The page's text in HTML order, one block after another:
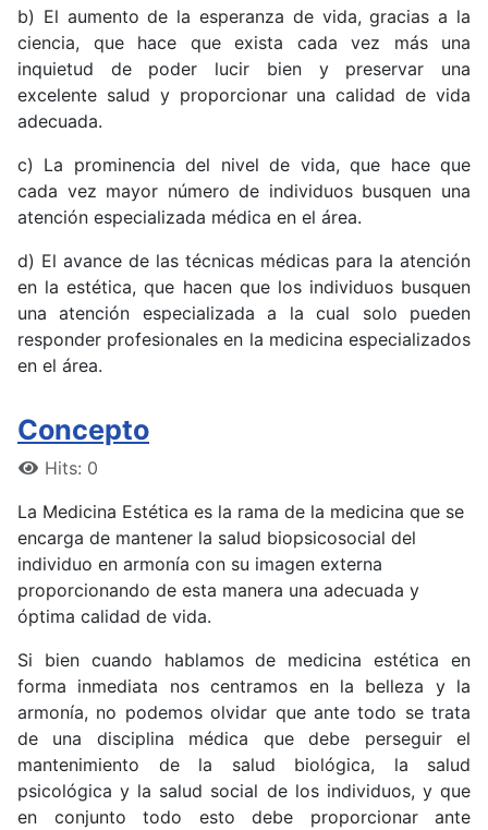
b) El aumento de la esperanza de vida, gracias a la
ciencia, que hace que exista cada vez más una
inquietud de poder lucir bien y preservar una
excelente salud y proporcionar una calidad de vida
adecuada.
c) La prominencia del nivel de vida, que hace que
cada vez mayor número de individuos busquen una
atención especializada médica en el área.
d) El avance de las técnicas médicas para la atención
en la estética, que hacen que los individuos busquen
una atención especializada a la cual solo pueden
responder profesionales en la medicina especializados
en el área.
Concepto
Hits: 0
La Medicina Estética es la rama de la medicina que se
encarga de mantener la salud biopsicosocial del
individuo en armonía con su imagen externa
proporcionando de esta manera una adecuada y
óptima calidad de vida.
Si bien cuando hablamos de medicina estética en
forma inmediata nos centramos en la belleza y la
armonía, no podemos olvidar que ante todo se trata
de una disciplina médica que debe perseguir el
mantenimiento de la salud biológica, la salud
psicológica y la salud social de los individuos, y que
en conjunto todo esto debe proporcionar ante